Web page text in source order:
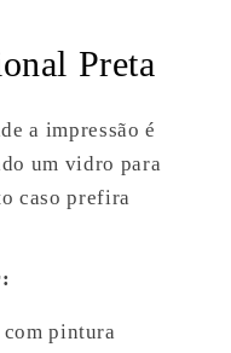
Preta
a impressão é
um vidro para
caso prefira
pintura